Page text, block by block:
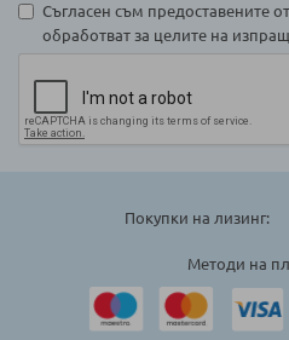
Съгласен съм предоставените
обработват за целите на
Покупки на лизинг:
Методи на